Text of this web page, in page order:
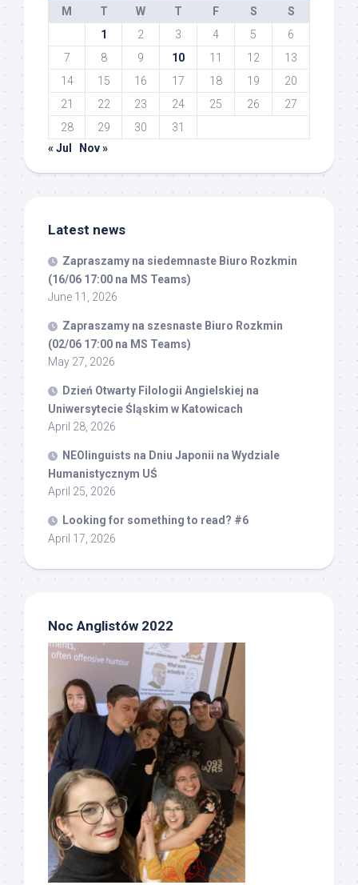
M
T W T F S
S
1
2 3 4 5
6
7
8 9 10 11 12
13
14
15 16 17 18 19
20
21
22 23 24 25 26
27
28
29 30
31
« Jul
Nov »
Latest news
Zapraszamy na siedemnaste Biuro Rozkmin
(16/06 17:00 na MS Teams)
June 11, 2026
Zapraszamy na szesnaste Biuro Rozkmin
(02/06 17:00 na MS Teams)
May 27, 2026
Dzień Otwarty Filologii Angielskiej na
Uniwersytecie Śląskim w Katowicach
April 28, 2026
NEOlinguists na Dniu Japonii na Wydziale
Humanistycznym UŚ
April 25, 2026
Looking for something to read? #6
April 17, 2026
Noc Anglistów 2022